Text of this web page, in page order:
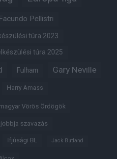
Facundo Pellistri
túra 2023
túra 2025
Fulham Gary Neville
Harry Amass
Vörös Ördögök
szavazás
Ifjúsági BL Jack Butland